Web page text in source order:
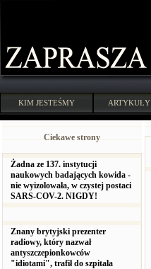
KIM JESTEŚMY ARTYKUŁY
Ciekawe strony
Żadna ze 137. instytucji
naukowych badających kowida -
nie wyizolowała, w czystej postaci
SARS-COV-2. NIGDY!
Znany brytyjski prezenter
radiowy, który nazwał
antyszczepionkowców
"idiotami", trafił do szpitala